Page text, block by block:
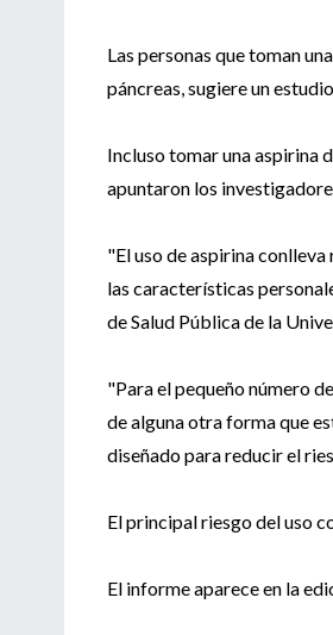
Las personas que toman
páncreas, sugiere un
Incluso tomar una aspirina
apuntaron los
"El uso de aspirina
las características
de Salud Pública de la
"Para el pequeño número
de alguna otra forma que
diseñado para reducir el
El principal riesgo del uso
El informe aparece en la